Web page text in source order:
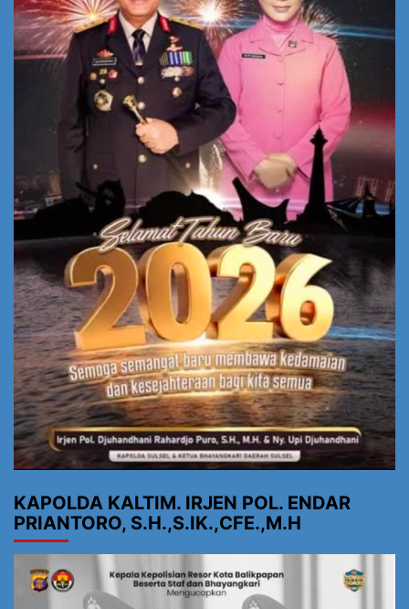
KAPOLDA KALTIM. IRJEN POL. ENDAR
PRIANTORO, S.H.,S.IK.,CFE.,M.H